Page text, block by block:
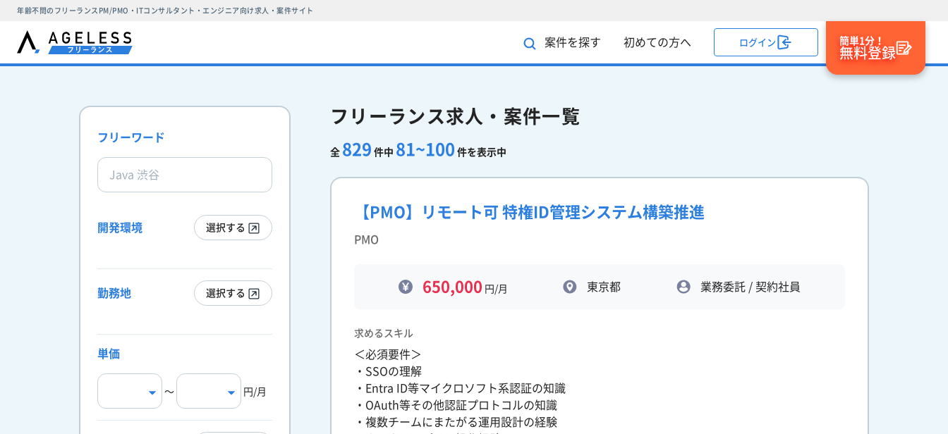
年齢不問のフリーランスPM/PMO・ITコンサルタント・エンジニア向け求人・案件サイト
案件を探す 初めての方へ ログイン 簡単1分！
無料登録
フリーワード
開発環境 選択する
勤務地 選択する
単価
〜 円/月
フリーランス求人・案件一覧
全 829 件中 81~100 件を表示中
【PMO】リモート可 特権ID管理システム構築推進
PMO
650,000 円/月 東京都 業務委託 / 契約社員
求めるスキル
＜必須要件＞
・SSOの理解
・Entra ID等マイクロソフト系認証の知識
・OAuth等その他認証プロトコルの知識
・複数チームにまたがる運用設計の経験